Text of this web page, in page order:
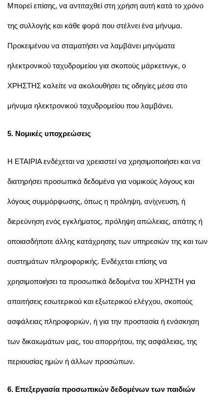
Μπορεί επίσης, να αντιταχθεί στη χρήση αυτή κατά το χρόνο
της συλλογής και κάθε φορά που στέλνει ένα μήνυμα.
Προκειμένου να σταματήσει να λαμβάνει μηνύματα
ηλεκτρονικού ταχυδρομείου για σκοπούς μάρκετινγκ, ο
ΧΡΗΣΤΗΣ καλείτε να ακολουθήσει τις οδηγίες μέσα στο
μήνυμα ηλεκτρονικού ταχυδρομείου που λαμβάνει.
5. Νομικές υποχρεώσεις
Η ΕΤΑΙΡΙΑ ενδέχεται να χρειαστεί να χρησιμοποιήσει και να
διατηρήσει προσωπικά δεδομένα για νομικούς λόγους και
λόγους συμμόρφωσης, όπως η πρόληψη, ανίχνευση, ή
διερεύνηση ενός εγκλήματος, πρόληψη απώλειας, απάτης ή
οποιασδήποτε άλλης κατάχρησης των υπηρεσιών της και των
συστημάτων πληροφορικής. Ενδέχεται επίσης να
χρησιμοποιήσει τα προσωπικά δεδομένα του ΧΡΗΣΤΗ για
απαιτήσεις εσωτερικού και εξωτερικού ελέγχου, σκοπούς
ασφάλειας πληροφοριών, ή για την προστασία ή ενάσκηση
των δικαιωμάτων μας, του απορρήτου, της ασφάλειας, της
περιουσίας ημών ή άλλων προσώπων.
6. Επεξεργασία προσωπικών δεδομένων των παιδιών